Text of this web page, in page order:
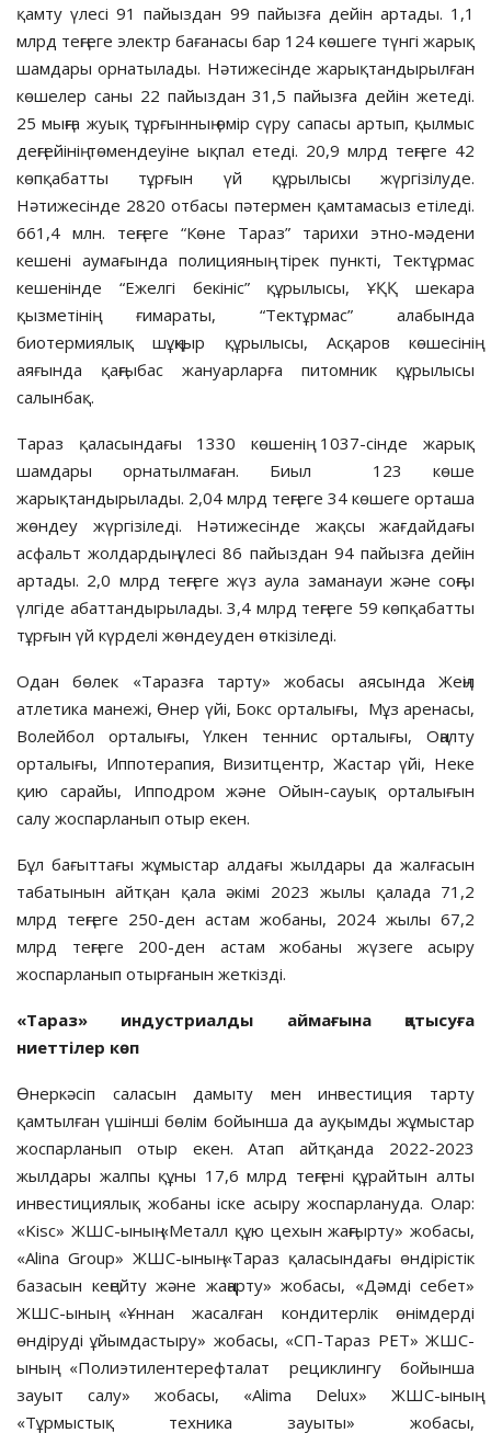
қамту үлесі 91 пайыздан 99 пайызға дейін артады. 1,1
млрд теңгеге электр бағанасы бар 124 көшеге түнгі жарық
шамдары орнатылады. Нәтижесінде жарықтандырылған
көшелер саны 22 пайыздан 31,5 пайызға дейін жетеді.
25 мыңға жуық тұрғынның өмір сүру сапасы артып, қылмыс
деңгейінің төмендеуіне ықпал етеді. 20,9 млрд теңгеге 42
көпқабатты тұрғын үй құрылысы жүргізілуде.
Нәтижесінде 2820 отбасы пәтермен қамтамасыз етіледі.
661,4 млн. теңгеге “Көне Тараз” тарихи этно-мәдени
кешені аумағында полицияның тірек пункті, Тектұрмас
кешенінде “Ежелгі бекініс” құрылысы, ҰҚҚ шекара
қызметінің ғимараты, “Тектұрмас” алабында
биотермиялық шұңқыр құрылысы, Асқаров көшесінің
аяғында қаңғыбас жануарларға питомник құрылысы
салынбақ.
Тараз қаласындағы 1330 көшенің 1037-сінде жарық
шамдары орнатылмаған. Биыл 123 көше
жарықтандырылады. 2,04 млрд теңгеге 34 көшеге орташа
жөндеу жүргізіледі. Нәтижесінде жақсы жағдайдағы
асфальт жолдардың үлесі 86 пайыздан 94 пайызға дейін
артады. 2,0 млрд теңгеге жүз аула заманауи және соңғы
үлгіде абаттандырылады. 3,4 млрд теңгеге 59 көпқабатты
тұрғын үй күрделі жөндеуден өткізіледі.
Одан бөлек «Таразға тарту» жобасы аясында Жеңіл
атлетика манежі, Өнер үйі, Бокс орталығы, Мұз аренасы,
Волейбол орталығы, Үлкен теннис орталығы, Оңалту
орталығы, Иппотерапия, Визитцентр, Жастар үйі, Неке
қию сарайы, Ипподром және Ойын-сауық орталығын
салу жоспарланып отыр екен.
Бұл бағыттағы жұмыстар алдағы жылдары да жалғасын
табатынын айтқан қала әкімі 2023 жылы қалада 71,2
млрд теңгеге 250-ден астам жобаны, 2024 жылы 67,2
млрд теңгеге 200-ден астам жобаны жүзеге асыру
жоспарланып отырғанын жеткізді.
«Тараз» индустриалды аймағына қатысуға
ниеттілер көп
Өнеркәсіп саласын дамыту мен инвестиция тарту
қамтылған үшінші бөлім бойынша да ауқымды жұмыстар
жоспарланып отыр екен. Атап айтқанда 2022-2023
жылдары жалпы құны 17,6 млрд теңгені құрайтын алты
инвестициялық жобаны іске асыру жоспарлануда. Олар:
«Kisc» ЖШС-ының «Металл құю цехын жаңғырту» жобасы,
«Alina Group» ЖШС-ының «Тараз қаласындағы өндірістік
базасын кеңейту және жаңарту» жобасы, «Дәмді себет»
ЖШС-ының «Ұннан жасалған кондитерлік өнімдерді
өндіруді ұйымдастыру» жобасы, «СП-Тараз PET» ЖШС-
ының «Полиэтилентерефталат рециклингу бойынша
зауыт салу» жобасы, «Alima Delux» ЖШС-ының
«Тұрмыстық техника зауыты» жобасы,